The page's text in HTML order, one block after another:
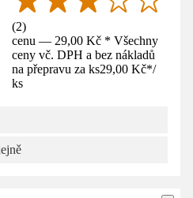
(2)
cenu — 29,00 Kč * Všechny
ceny vč. DPH a bez nákladů
na přepravu za ks29,00 Kč*/
ks